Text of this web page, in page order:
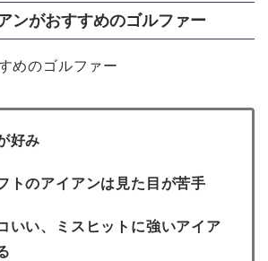
ンがおすすめのゴルファー
めのゴルファー
好み
トのアイアンは見た目が苦手
いい、ミスヒットに強いアイア